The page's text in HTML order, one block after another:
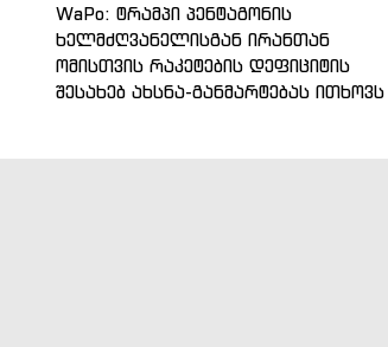
WaPo: ტრამპი პენტაგონის
ხელმძღვანელისგან ირანთან
ომისთვის რაკეტების დეფიციტის
შესახებ ახსნა-განმარტებას ითხოვს